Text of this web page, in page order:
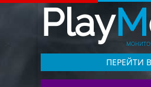
PlayM
ПЕРЕЙТИ